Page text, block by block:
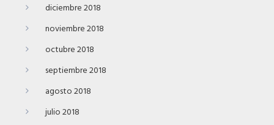
diciembre 2018
noviembre 2018
octubre 2018
septiembre 2018
agosto 2018
julio 2018